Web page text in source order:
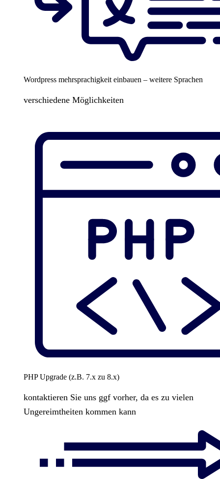
Wordpress mehrsprachigkeit einbauen – weitere Sprachen
verschiedene Möglichkeiten
PHP Upgrade (z.B. 7.x zu 8.x)
kontaktieren Sie uns ggf vorher, da es zu vielen
Ungereimtheiten kommen kann